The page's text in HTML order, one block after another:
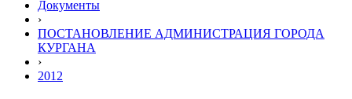
Документы
›
ПОСТАНОВЛЕНИЕ АДМИНИСТРАЦИЯ ГОРОДА
КУРГАНА
›
2012